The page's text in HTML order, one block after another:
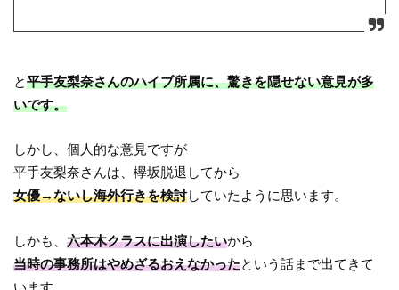
と平手友梨奈さんのハイブ所属に、驚きを隠せない意見が多
いです。
しかし、個人的な意見ですが
平手友梨奈さんは、欅坂脱退してから
女優→ないし海外行きを検討していたように思います。
しかも、六本木クラスに出演したいから
当時の事務所はやめざるおえなかったという話まで出てきて
います。